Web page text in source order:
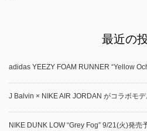
最近の
adidas YEEZY FOAM RUNNER “Yellow
J Balvin × NIKE AIR JORDAN がコラボモ
NIKE DUNK LOW “Grey Fog” 9/21(火)発売